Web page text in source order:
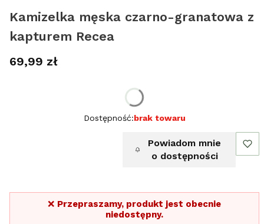
Kamizelka męska czarno-granatowa z
kapturem Recea
Cena
69,99 zł
Dostępność:brak towaru
Powiadom mnie
o dostępności
❌ Przepraszamy, produkt jest obecnie
niedostępny.